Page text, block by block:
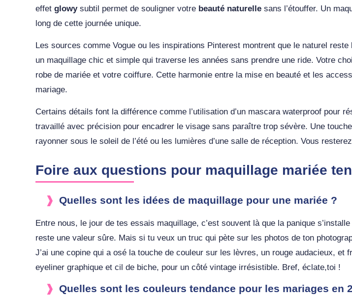
effet glowysubtil permet de souligner votre beauté naturelle sans l’étouffer. Un
long de cette journée unique.
Les sources comme Vogue ou les inspirations Pinterest montrent que le naturel
un maquillage chic et simple qui traverse les années sans prendre une ride. Votre
robe de mariée et votre coiffure. Cette harmonie entre la mise en beauté et les
mariage.
Certains détails font la différence comme l’utilisation d’un mascara waterproof pour
travaillé avec précision pour encadrer le visage sans paraître trop sévère. Une
rayonner sous le soleil de l’été ou les lumières d’une salle de réception. Vous
Foire aux questions pour maquillage mariée
Quelles sont les idées de maquillage pour une mariée ?
Entre nous, le jour de tes essais maquillage, c’est souvent là que la panique
reste une valeur sûre. Mais si tu veux un truc qui pète sur les photos de ton
J’ai une copine qui a osé la touche de couleur sur les lèvres, un rouge audacieux,
eyeliner graphique et cil de biche, pour un côté vintage irrésistible. Bref, éclate,toi !
Quelles sont les couleurs tendance pour les mariages en